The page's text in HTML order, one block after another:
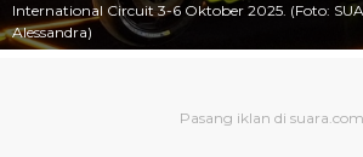
International Circuit 3-6 Oktober 2025. (Foto:
Alessandra)